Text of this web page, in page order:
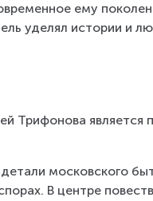
ему
уделял истории и
Трифонова
московского
В центре